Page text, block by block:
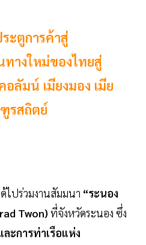
ะตูการค้าสู่
ทางใหม่ของไทยสู่
ลัมน์ เมียงมอง เมีย
รสถิตย์
ไปร่วมงานสัมมนา “ระนอง
Twon) ที่จังหวัดระนอง ซึ่ง
ะการท่าเรือแห่ง